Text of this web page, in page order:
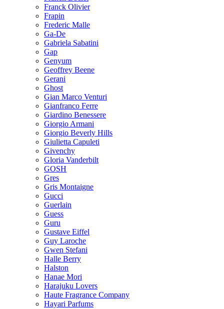
Franck Olivier
Frapin
Frederic Malle
Ga-De
Gabriela Sabatini
Gap
Genyum
Geoffrey Beene
Gerani
Ghost
Gian Marco Venturi
Gianfranco Ferre
Giardino Benessere
Giorgio Armani
Giorgio Beverly Hills
Giulietta Capuleti
Givenchy
Gloria Vanderbilt
GOSH
Gres
Gris Montaigne
Gucci
Guerlain
Guess
Guru
Gustave Eiffel
Guy Laroche
Gwen Stefani
Halle Berry
Halston
Hanae Mori
Harajuku Lovers
Haute Fragrance Company
Hayari Parfums